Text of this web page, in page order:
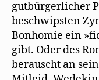
gutbürgerlicher
beschwipsten
Bonhomie ein
gibt. Oder des
berauscht an